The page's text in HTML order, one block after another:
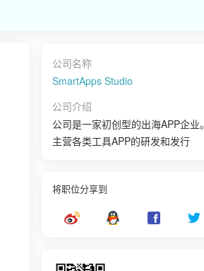
公司名称
SmartApps Studio
公司介绍
公司是一家初创型的出海APP企业。
主营各类工具APP的研发和发行
将职位分享到